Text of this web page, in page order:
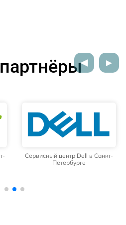
Сервисный центр Dell в Санкт-
Петербурге